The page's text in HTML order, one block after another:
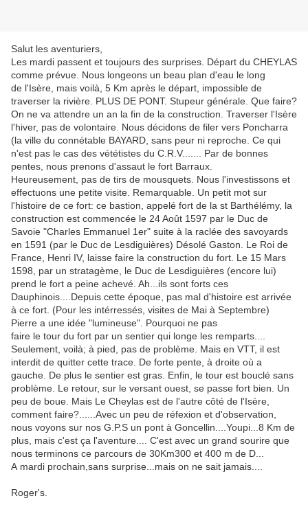
Salut les aventuriers,
Les mardi passent et toujours des surprises. Départ du CHEYLAS
comme prévue. Nous longeons un beau plan d'eau le long
de l'Isère, mais voilà, 5 Km après le départ, impossible de
traverser la rivière. PLUS DE PONT. Stupeur générale. Que faire?
On ne va attendre un an la fin de la construction. Traverser l'Isère
l'hiver, pas de volontaire. Nous décidons de filer vers Poncharra
(la ville du connétable BAYARD, sans peur ni reproche. Ce qui
n'est pas le cas des vététistes du C.R.V....... Par de bonnes
pentes, nous prenons d'assaut le fort Barraux.
Heureusement, pas de tirs de mousquets. Nous l'investissons et
effectuons une petite visite. Remarquable. Un petit mot sur
l'histoire de ce fort: ce bastion, appelé fort de la st Barthélémy, la
construction est commencée le 24 Août 1597 par le Duc de
Savoie "Charles Emmanuel 1er" suite à la raclée des savoyards
en 1591 (par le Duc de Lesdiguières) Désolé Gaston. Le Roi de
France, Henri IV, laisse faire la construction du fort. Le 15 Mars
1598, par un stratagème, le Duc de Lesdiguières (encore lui)
prend le fort a peine achevé. Ah...ils sont forts ces
Dauphinois....Depuis cette époque, pas mal d'histoire est arrivée
à ce fort. (Pour les intérressés, visites de Mai à Septembre)
Pierre a une idée "lumineuse". Pourquoi ne pas
faire le tour du fort par un sentier qui longe les remparts....
Seulement, voilà; à pied, pas de problème. Mais en VTT, il est
interdit de quitter cette trace. De forte pente, à droite où a
gauche. De plus le sentier est gras. Enfin, le tour est bouclé sans
problème. Le retour, sur le versant ouest, se passe fort bien. Un
peu de boue. Mais Le Cheylas est de l'autre côté de l'Isère,
comment faire?......Avec un peu de réfexion et d'observation,
nous voyons sur nos G.P.S un pont à Goncellin....Youpi...8 Km de
plus, mais c'est ça l'aventure.... C'est avec un grand sourire que
nous terminons ce parcours de 30Km300 et 400 m de D...
A mardi prochain,sans surprise...mais on ne sait jamais....
Roger's.